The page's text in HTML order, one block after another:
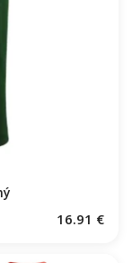
16.91 €